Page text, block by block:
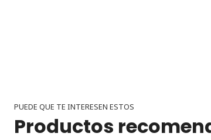
PUEDE QUE TE INTERESEN ESTOS
Productos